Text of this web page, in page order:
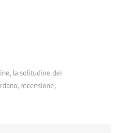
, la solitudine dei
, recensione,